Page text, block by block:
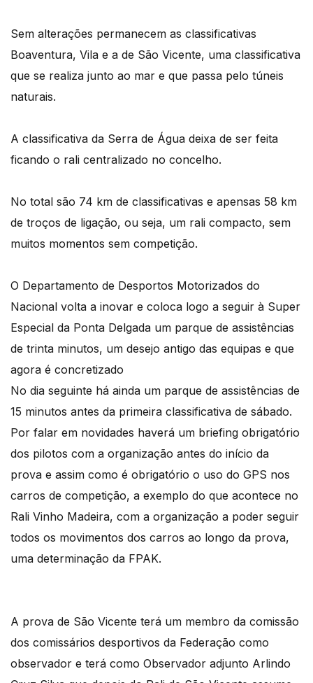
Sem alterações permanecem as classificativas
Boaventura, Vila e a de São Vicente, uma classificativa
que se realiza junto ao mar e que passa pelo túneis
naturais.
A classificativa da Serra de Água deixa de ser feita
ficando o rali centralizado no concelho.
No total são 74 km de classificativas e apensas 58 km
de troços de ligação, ou seja, um rali compacto, sem
muitos momentos sem competição.
O Departamento de Desportos Motorizados do
Nacional volta a inovar e coloca logo a seguir à Super
Especial da Ponta Delgada um parque de assistências
de trinta minutos, um desejo antigo das equipas e que
agora é concretizado
No dia seguinte há ainda um parque de assistências de
15 minutos antes da primeira classificativa de sábado.
Por falar em novidades haverá um briefing obrigatório
dos pilotos com a organização antes do início da
prova e assim como é obrigatório o uso do GPS nos
carros de competição, a exemplo do que acontece no
Rali Vinho Madeira, com a organização a poder seguir
todos os movimentos dos carros ao longo da prova,
uma determinação da FPAK.
A prova de São Vicente terá um membro da comissão
dos comissários desportivos da Federação como
observador e terá como Observador adjunto Arlindo